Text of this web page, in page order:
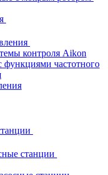
контроля Aikon
функциями частотного
станции